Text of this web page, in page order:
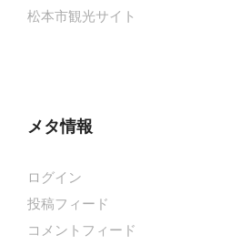
松本市観光サイト
メタ情報
ログイン
投稿フィード
コメントフィード